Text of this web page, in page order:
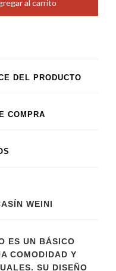
DEL PRODUCTO
COMPRA
WEINI
ES UN BÁSICO
COMODIDAD Y
SU DISEÑO